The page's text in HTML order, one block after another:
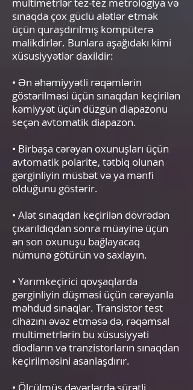
sınaqda çox güclü alətlər etmək
üçün quraşdırılmış kompüterə
malikdirlər. Bunlara aşağıdakı kimi
xüsusiyyətlər daxildir:
• Ən əhəmiyyətli rəqəmlərin
göstərilməsi üçün sınaqdan keçirilən
kəmiyyət üçün düzgün diapazonu
seçən avtomatik diapazon.
• Birbaşa cərəyan oxunuşları üçün
avtomatik polarite, tətbiq olunan
gərginliyin müsbət və ya mənfi
olduğunu göstərir.
• Alət sınaqdan keçirilən dövrədən
çıxarıldıqdan sonra müayinə üçün
ən son oxunuşu bağlayacaq
nümunə götürün və saxlayın.
• Yarımkeçirici qovşaqlarda
gərginliyin düşməsi üçün cərəyanla
məhdud sınaqlar. Transistor test
cihazını əvəz etməsə də, rəqəmsal
multimetrlərin bu xüsusiyyəti
diodların və tranzistorların sınaqdan
keçirilməsini asanlaşdırır.